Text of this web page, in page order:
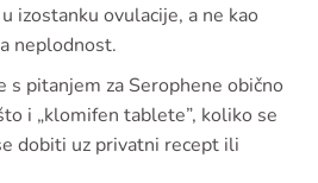
izostanku ovulacije, a ne kao
neplodnost.
s pitanjem za Serophene obično
i „klomifen tablete”, koliko se
dobiti uz privatni recept ili